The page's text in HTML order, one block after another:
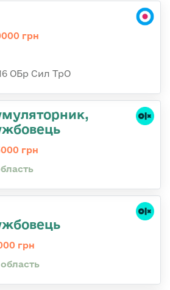
грн
ОБр Сил ТрО
грн
грн